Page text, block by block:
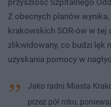
Z obecnych planów
krakowskich SOR-ów w
zlikwidowany, co budzi lęk
uzyskania pomocy w
Jako radni Miasta
przez pół roku,